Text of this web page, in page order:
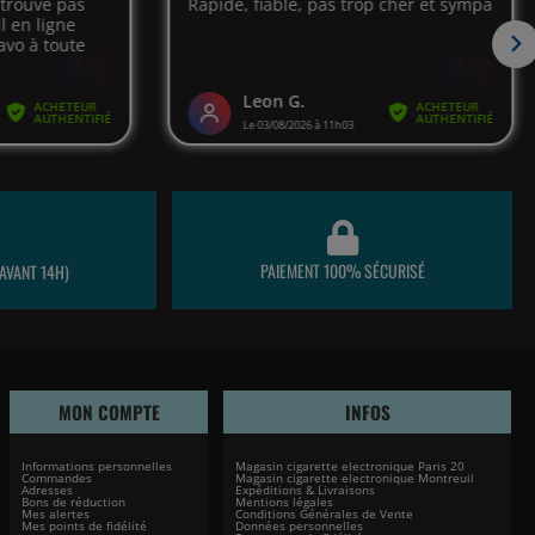
14H) PAIEMENT 100% SÉCURISÉ
MON COMPTE
Informations personnelles
Commandes
Adresses
Bons de réduction
Mes alertes
Mes points de fidélité
INFOS
Magasin cigarette electronique Paris 20
Magasin cigarette electronique Montreuil
Expéditions & Livraisons
Mentions légales
Conditions Générales de Vente
Données personnelles